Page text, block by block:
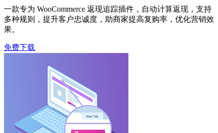
一款专为 WooCommerce 返现追踪插件，自动计算返现，支持
多种规则，提升客户忠诚度，助商家提高复购率，优化营销效
果。
免费下载